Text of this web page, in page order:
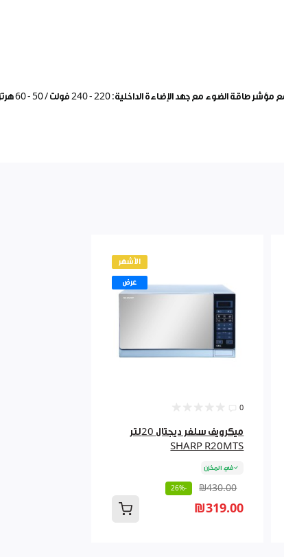
الأشهر
عرض
0
ميكرويف سلفر ديجتال 20لتر
SHARP R20MTS
في المخزن
₪430.00
-26%
₪319.00